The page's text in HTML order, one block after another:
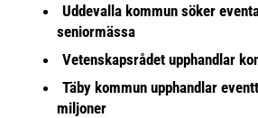
Uddevalla kommun söker
seniormässa
Vetenskapsrådet upphandlar
Täby kommun upphandlar
miljoner